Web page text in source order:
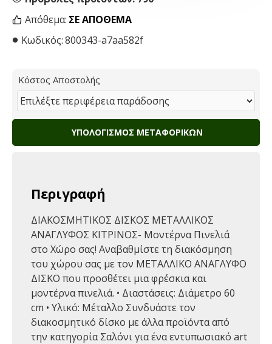
Απόθεμα: ΣΕ ΑΠΌΘΕΜΑ
Κωδικός:800343-a7aa582f
Κόστος Αποστολής
ΥΠΟΛΟΓΙΣΜΌΣ ΜΕΤΑΦΟΡΙΚΏΝ
Περιγραφή
ΔΙΑΚΟΣΜΗΤΙΚΟΣ ΔΙΣΚΟΣ ΜΕΤΑΛΛΙΚΟΣ
ΑΝΑΓΛΥΦΟΣ ΚΙΤΡΙΝΟΣ- Μοντέρνα Πινελιά
στο Χώρο σας! Αναβαθμίστε τη διακόσμηση
του χώρου σας με τον ΜΕΤΑΛΛΙΚΟ ΑΝΑΓΛΥΦΟ
ΔΙΣΚΟ που προσθέτει μια φρέσκια και
μοντέρνα πινελιά. • Διαστάσεις: Διάμετρο 60
cm • Υλικό: Μέταλλο Συνδυάστε τον
διακοσμητικό δίσκο με άλλα προϊόντα από
την κατηγορία Σαλόνι για ένα εντυπωσιακό art